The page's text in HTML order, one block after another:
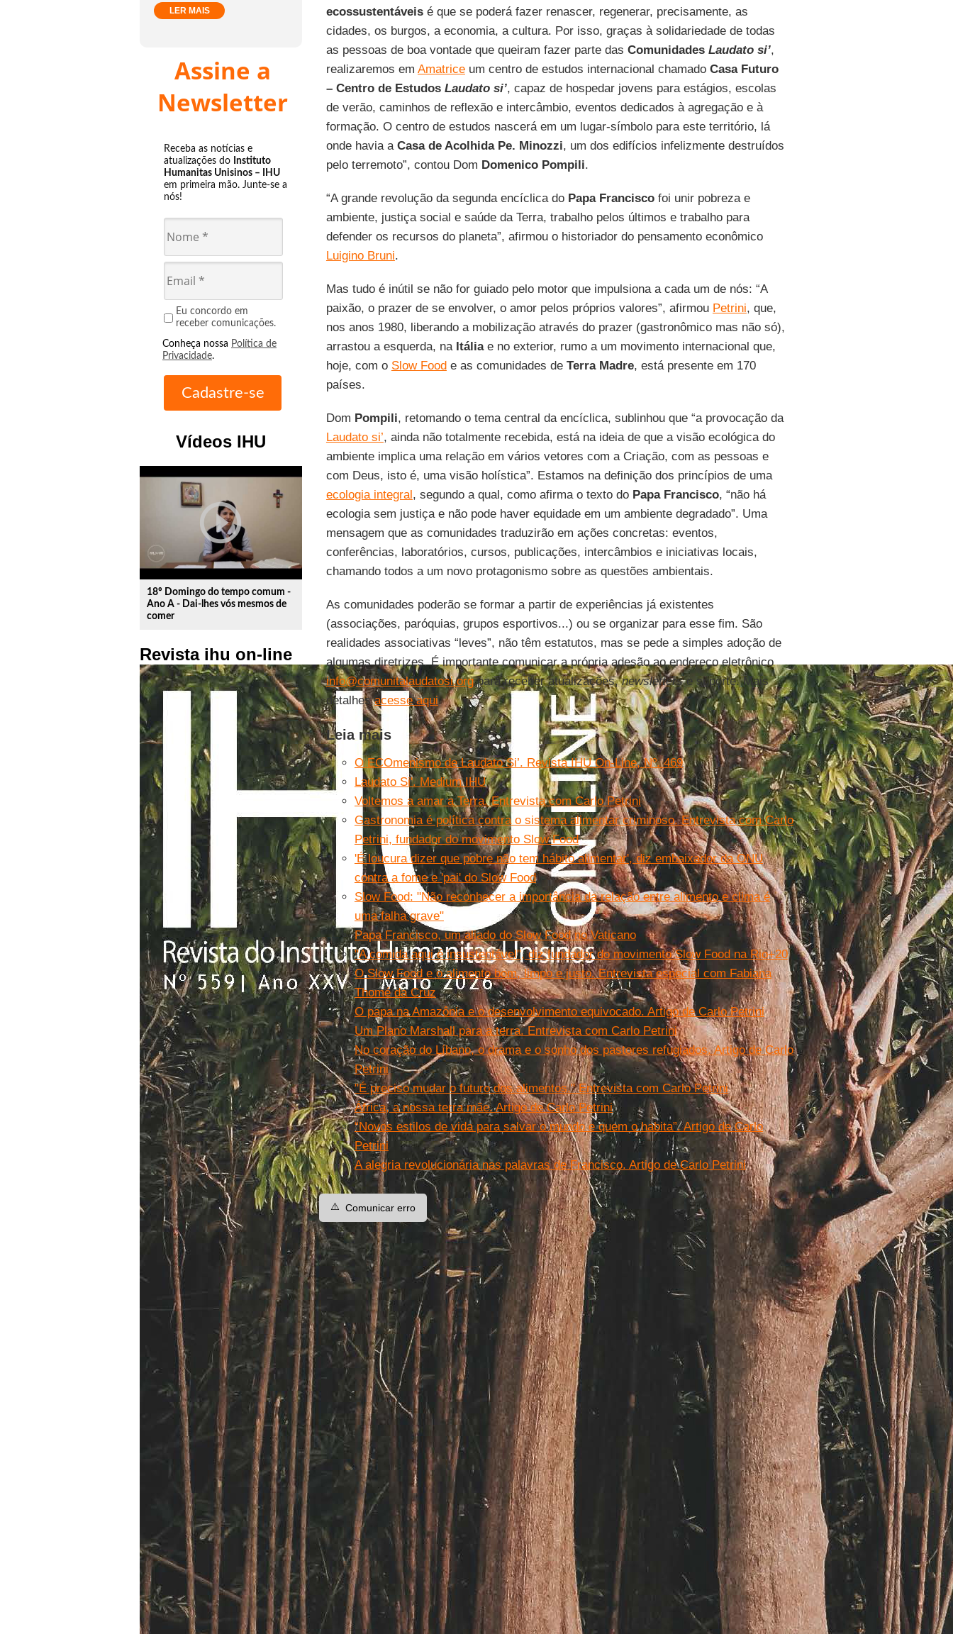
LER MAIS
Assine a
Newsletter
Receba as notícias e
atualizações do Instituto
Humanitas Unisinos – IHU
em primeira mão. Junte-se a
nós!
Eu concordo em
receber comunicações.
Conheça nossa Política de
Privacidade.
Vídeos IHU
play_circle_outline
18º Domingo do tempo comum -
Ano A - Dai-lhes vós mesmos de
comer
Revista ihu on-line
ecossustentáveisé que se poderá fazer renascer, regenerar, precisamente, as
cidades, os burgos, a economia, a cultura. Por isso, graças à solidariedade de todas
as pessoas de boa vontade que queiram fazer parte das Comunidades Laudato si’,
realizaremos em Amatriceum centro de estudos internacional chamado Casa Futuro
– Centro de Estudos Laudato si’, capaz de hospedar jovens para estágios, escolas
de verão, caminhos de reflexão e intercâmbio, eventos dedicados à agregação e à
formação. O centro de estudos nascerá em um lugar-símbolo para este território, lá
onde havia a Casa de Acolhida Pe. Minozzi, um dos edifícios infelizmente destruídos
pelo terremoto”, contou Dom Domenico Pompili.
“A grande revolução da segunda encíclica do Papa Franciscofoi unir pobreza e
ambiente, justiça social e saúde da Terra, trabalho pelos últimos e trabalho para
defender os recursos do planeta”, afirmou o historiador do pensamento econômico
Luigino Bruni.
Mas tudo é inútil se não for guiado pelo motor que impulsiona a cada um de nós: “A
paixão, o prazer de se envolver, o amor pelos próprios valores”, afirmou Petrini, que,
nos anos 1980, liberando a mobilização através do prazer (gastronômico mas não só),
arrastou a esquerda, na Itáliae no exterior, rumo a um movimento internacional que,
hoje, com o Slow Foode as comunidades de Terra Madre, está presente em 170
países.
Dom Pompili, retomando o tema central da encíclica, sublinhou que “a provocação da
Laudato si’, ainda não totalmente recebida, está na ideia de que a visão ecológica do
ambiente implica uma relação em vários vetores com a Criação, com as pessoas e
com Deus, isto é, uma visão holística”. Estamos na definição dos princípios de uma
ecologia integral, segundo a qual, como afirma o texto do Papa Francisco, “não há
ecologia sem justiça e não pode haver equidade em um ambiente degradado”. Uma
mensagem que as comunidades traduzirão em ações concretas: eventos,
conferências, laboratórios, cursos, publicações, intercâmbios e iniciativas locais,
chamando todos a um novo protagonismo sobre as questões ambientais.
As comunidades poderão se formar a partir de experiências já existentes
(associações, paróquias, grupos esportivos...) ou se organizar para esse fim. São
realidades associativas “leves”, não têm estatutos, mas se pede a simples adoção de
algumas diretrizes. É importante comunicar a própria adesão ao endereço eletrônico
info@comunitalaudatosi.orgpara receber atualizações,newsletterse suporte. Mais
detalhesacesse aqui.
Leia mais
O ECOmenismo de Laudato Si’. Revista IHU On-Line, Nº. 469
Laudato Si'. Medium IHU
Voltemos a amar a Terra. Entrevista com Carlo Petrini
Gastronomia é política contra o sistema alimentar criminoso. Entrevista com Carlo
Petrini, fundador do movimento Slow Food
'É loucura dizer que pobre não tem hábito alimentar', diz embaixador da ONU
contra a fome e 'pai' do Slow Food
Slow Food: "Não reconhecer a importância da relação entre alimento e clima é
uma falha grave"
Papa Francisco, um aliado do Slow Food no Vaticano
"A comida aqui é insustentável", diz fundador do movimento Slow Food na Rio+20
O Slow Food e o alimento bom, limpo e justo. Entrevista especial com Fabiana
Thomé da Cruz
O papa na Amazônia e o desenvolvimento equivocado. Artigo de Carlo Petrini
Um Plano Marshall para a terra. Entrevista com Carlo Petrini
No coração do Líbano, o drama e o sonho dos pastores refugiados. Artigo de Carlo
Petrini
"É preciso mudar o futuro dos alimentos." Entrevista com Carlo Petrini
África, a nossa terra mãe. Artigo de Carlo Petrini
“Novos estilos de vida para salvar o mundo e quem o habita”. Artigo de Carlo
Petrini
A alegria revolucionária nas palavras de Francisco. Artigo de Carlo Petrini
⚠️ Comunicar erro